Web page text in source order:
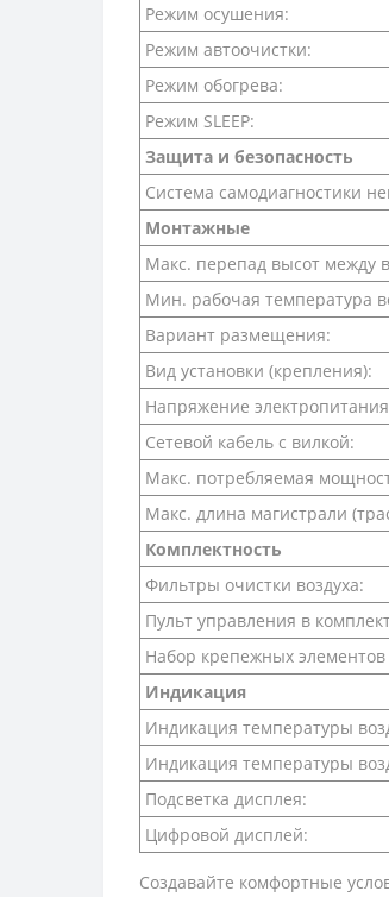
Режим осушения:
Режим автоочистки:
Режим обогрева:
Режим SLEEP:
Защита и безопасность
Система самодиагностики
Монтажные
Макс. перепад высот между
Мин. рабочая температура
Вариант размещения:
Вид установки (крепления):
Напряжение
Сетевой кабель с вилкой:
Макс. потребляемая
Макс. длина магистрали
Комплектность
Фильтры очистки воздуха:
Пульт управления в
Набор крепежных элементов
Индикация
Индикация температуры
Индикация температуры
Подсветка дисплея:
Цифровой дисплей:
Создавайте комфортные